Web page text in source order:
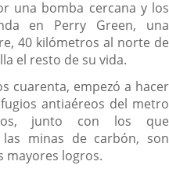
una bomba cercana y los
en Perry Green, una
40 kilómetros al norte de
el resto de su vida.
cuarenta, empezó a hacer
antiaéreos del metro
junto con los que
minas de carbón, son
mayores logros.